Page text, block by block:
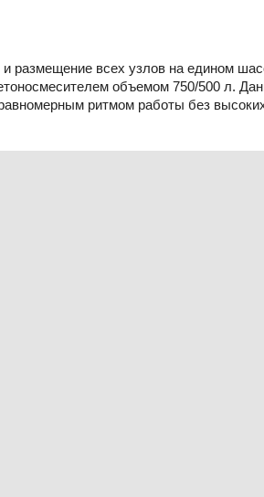
размещение всех узлов на едином
объемом 750/500 л.
ритмом работы без